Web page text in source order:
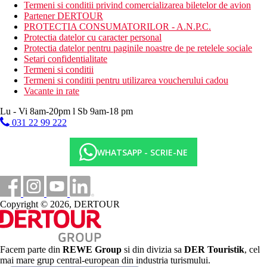
spalatorie (contra cost)
babysitting (contra cost)
terasa
gradina
parcare
camera de bagaje
receptie deschisa non stop
club pentru copii
restaurante
baruri
Descrierea plajei
plaja cu nisip
Activitati sportive gratuite
aerobic
divertisment de seara
club pentru copii
tenis de masa
teren de joaca pentru copii
Activitati sportive contra cost
biliard
masaj
Spa
Termeni si conditii privind comercializarea biletelor de avion
Partener DERTOUR
PROTECTIA CONSUMATORILOR - A.N.P.C.
Protectia datelor cu caracter personal
Protectia datelor pentru paginile noastre de pe retelele sociale
Setari confidentialitate
Termeni si conditii
Termeni si conditii pentru utilizarea voucherului cadou
Vacante in rate
Lu - Vi 8am-20pm l Sb 9am-18 pm
031 22 99 222
WHATSAPP - SCRIE-NE
Copyright © 2026, DERTOUR
Facem parte din REWE Group si din divizia sa DER Touristik, cel
mai mare grup central-european din industria turismului.